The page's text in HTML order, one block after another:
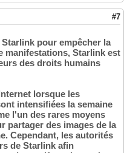
#7
pour empêcher la
manifestations, Starlink est
des droits humains
lorsque les
intensifiées la semaine
l'un des rares moyens
partager des images de la
Cependant, les autorités
de Starlink afin